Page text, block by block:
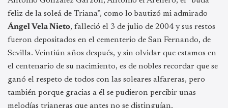
feliz de la soleá de Triana”, como lo bautizó mi admirado
Ángel Vela Nieto, falleció el 3 de julio de 2004 y sus restos
fueron depositados en el cementerio de San Fernando, de
Sevilla. Veintiún años después, y sin olvidar que estamos en
el centenario de su nacimiento, es de nobles recordar que se
ganó el respeto de todos con las soleares alfareras, pero
también porque gracias a él se pudieron percibir unas
melodías trianeras que antes no se distinguían.